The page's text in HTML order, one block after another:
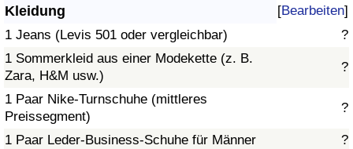
Kleidung [Bearbeiten]
1 Jeans (Levis 501 oder vergleichbar)
?
1 Sommerkleid aus einer Modekette (z. B.
Zara, H&M usw.)
?
1 Paar Nike-Turnschuhe (mittleres
Preissegment)
?
1 Paar Leder-Business-Schuhe für Männer ?